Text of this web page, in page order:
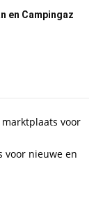
en Campingaz
voor
voor nieuwe en